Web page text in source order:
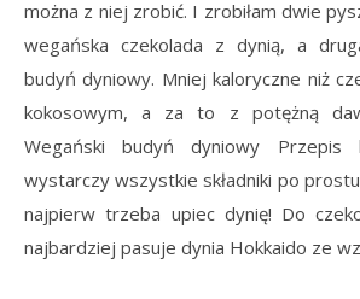
można z niej zrobić. I zrobiłam dwie
wegańska czekolada z dynią, a
budyń dyniowy. Mniej kaloryczne niż
kokosowym, a za to z potężną
Wegański budyń dyniowy
wystarczy wszystkie składniki po
najpierw trzeba upiec dynię! Do
najbardziej pasuje dynia Hokkaido ze